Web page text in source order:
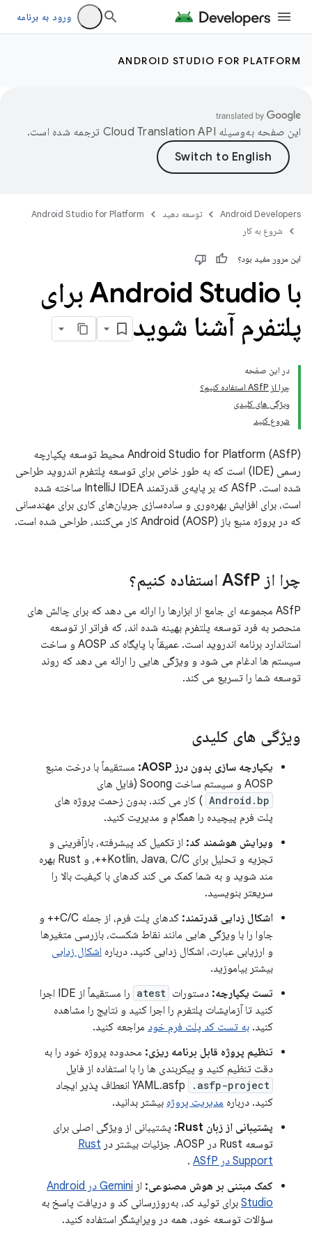
ورود به برنامه
ANDROID STUDIO FOR PLATFORM
این صفحه به‌وسیله ترجمه شده است.
Android Developers توسعه دهید
Android Studio for Platform
شروع به کار
این مرور مفید بود؟
با Android Studio برای
پلتفرم آشنا شوید
در این صفحه
چرا از ASfP استفاده کنیم؟
ویژگی های کلیدی
شروع کنید
Android Studio for Platform (ASfP) محیط توسعه یکپارچه
رسمی (IDE) است که به طور خاص برای توسعه پلتفرم اندروید طراحی
شده است. ASfP که بر پایه‌ی قدرتمند IntelliJ IDEA ساخته شده
است، برای افزایش بهره‌وری و ساده‌سازی جریان‌های کاری برای مهندسانی
که در پروژه منبع باز Android (AOSP) کار می‌کنند، طراحی شده است.
چرا از ASf P استفاده کنیم؟
ASfP مجموعه ای جامع از ابزارها را ارائه می دهد که برای چالش های
منحصر به فرد توسعه پلتفرم بهینه شده اند، که فراتر از توسعه
استاندارد برنامه اندروید است. عمیقاً با پایگاه کد AOSP و ساخت
سیستم ها ادغام می شود و ویژگی هایی را ارائه می دهد که روند
توسعه شما را تسریع می کند.
ویژگی های کلیدی
یکپارچه سازی بدون درز AOSP:
مستقیماً با درخت منبع
AOSP و سیستم ساخت Soong (فایل های
Android.bp ) کار می کند. بدون زحمت پروژه های
پلت فرم پیچیده را همگام و مدیریت کنید.
ویرایش هوشمند کد: از تکمیل کد پیشرفته، بازآفرینی و
تجزیه و تحلیل برای Kotlin، Java، C/C++، و Rust بهره
مند شوید و به شما کمک می کند کدهای با کیفیت بالا را
سریعتر بنویسید.
اشکال زدایی قدرتمند:
کدهای پلت فرم، از جمله C/C++ و
جاوا را با ویژگی هایی مانند نقاط شکست، بازرسی متغیرها
و ارزیابی عبارت، اشکال زدایی کنید. درباره اشکال زدایی
بیشتر بیاموزید.
تست یکپارچه: دستورات atest
را مستقیماً از IDE اجرا
کنید تا آزمایشات پلتفرم را اجرا کنید و نتایج را مشاهده
کنید. به تست کد پلت فرم خود مراجعه کنید.
تنظیم پروژه قابل برنامه ریزی: محدوده پروژه خود را به
دقت تنظیم کنید و پیکربندی ها را با استفاده از فایل
YAML.asfp
.asfp-project
انعطاف پذیر ایجاد
کنید. درباره مدیریت پروژه بیشتر بدانید.
پشتیبانی از زبان Rust:
پشتیبانی از ویژگی اصلی برای
توسعه Rust در AOSP. جزئیات بیشتر در
Rust
Support در ASfP
.
کمک مبتنی بر هوش مصنوعی: از
Gemini در Android
Studio برای تولید کد، به‌روزرسانی کد و دریافت پاسخ به
سؤالات توسعه خود، همه در ویرایشگر استفاده کنید.